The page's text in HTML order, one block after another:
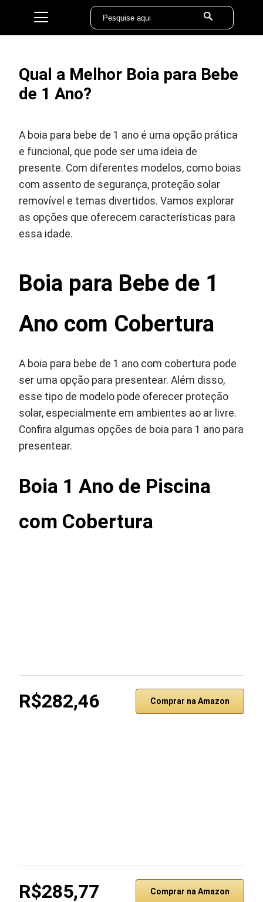
Qual a Melhor Boia para Bebe
de 1 Ano?
A boia para bebe de 1 ano é uma opção prática
e funcional, que pode ser uma ideia de
presente. Com diferentes modelos, como boias
com assento de segurança, proteção solar
removível e temas divertidos. Vamos explorar
as opções que oferecem características para
essa idade.
Boia para Bebe de 1
Ano com Cobertura
A boia para bebe de 1 ano com cobertura pode
ser uma opção para presentear. Além disso,
esse tipo de modelo pode oferecer proteção
solar, especialmente em ambientes ao ar livre.
Confira algumas opções de boia para 1 ano para
presentear.
Boia 1 Ano de Piscina
com Cobertura
R$282,46 Comprar na Amazon
R$285,77 Comprar na Amazon